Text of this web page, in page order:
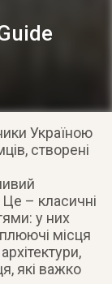
Україною
створені
– класичні
у них
місця
які важко